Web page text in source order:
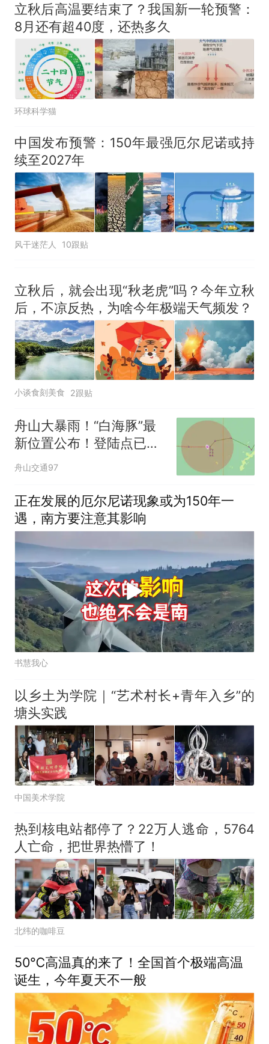
立秋后高温要结束了？我国新一轮预警：
8月还有超40度，还热多久
环球科学猫
中国发布预警：150年最强厄尔尼诺或持
续至2027年
风干迷茫人 10跟贴
立秋后，就会出现“秋老虎”吗？今年立秋
后，不凉反热，为啥今年极端天气频发？
小谈食刻美食 2跟贴
舟山大暴雨！“白海豚”最
新位置公布！登陆点已经
精确到浙江舟山到福建福
应急响应！
舟山交通97
正在发展的厄尔尼诺现象或为150年一
遇，南方要注意其影响
书慧我心
以乡土为学院｜“艺术村长+青年入乡”的
塘头实践
中国美术学院
热到核电站都停了？22万人逃命，5764
人亡命，把世界热懵了！
北纬的咖啡豆
50℃高温真的来了！全国首个极端高温
诞生，今年夏天不一般